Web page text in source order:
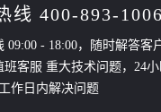
线 400-893-1006
09:00 - 18:00，随时解答客
班客服 重大技术问题，24
作日内解决问题